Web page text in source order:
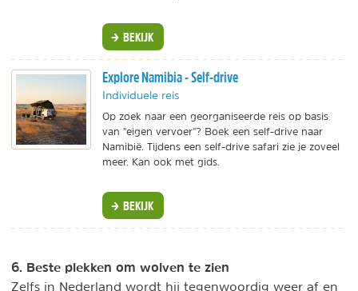
BEKIJK
Explore Namibia - Self-drive
Individuele reis
Op zoek naar een georganiseerde reis op basis
van "eigen vervoer"? Boek een self-drive naar
Namibië. Tijdens een self-drive safari zie je zoveel
meer. Kan ook met gids.
BEKIJK
6. Beste plekken om wolven te zien
Zelfs in Nederland wordt hij tegenwoordig weer af en